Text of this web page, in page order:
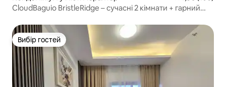
CloudBaguio BristleRidge – сучасні 2 кімнати + гарний
Вибір гостей
Вибір гостей